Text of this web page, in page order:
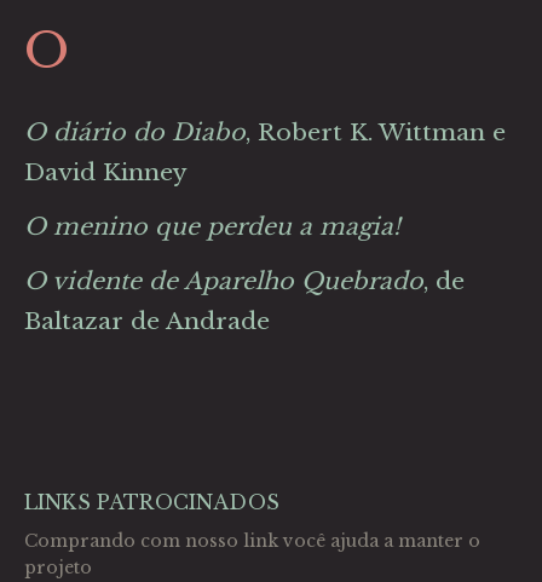
O
O diário do Diabo, Robert K. Wittman e
David Kinney
O menino que perdeu a magia!
O vidente de Aparelho Quebrado, de
Baltazar de Andrade
LINKS PATROCINADOS
Comprando com nosso link você ajuda a manter o
projeto